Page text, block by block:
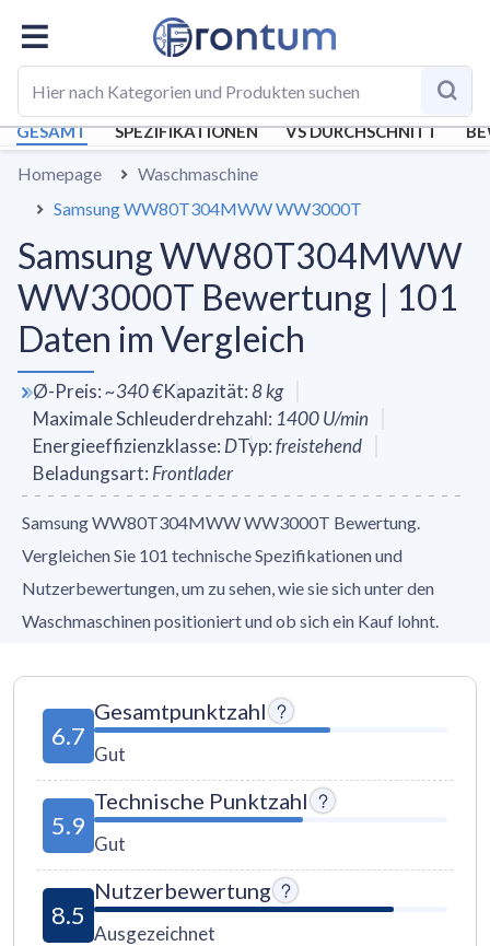
GESAMT SPEZIFIKATIONEN VS DURCHSCHNITT
Homepage
Waschmaschine
Samsung WW80T304MWW WW3000T
Samsung WW80T304MWW
WW3000T Bewertung | 101
Daten im Vergleich
Ø-Preis:~340 €Kapazität:8kg
Maximale Schleuderdrehzahl: 1400U/min
Energieeffizienzklasse: DTyp:freistehend
Beladungsart: Frontlader
Samsung WW80T304MWW WW3000T Bewertung.
Vergleichen Sie 101 technische Spezifikationen und
Nutzerbewertungen, um zu sehen, wie sie sich unter den
Waschmaschinen positioniert und ob sich ein Kauf lohnt.
6.7
Gesamtpunktzahl
Gut
5.9
Technische Punktzahl
Gut
8.5
Nutzerbewertung
Ausgezeichnet